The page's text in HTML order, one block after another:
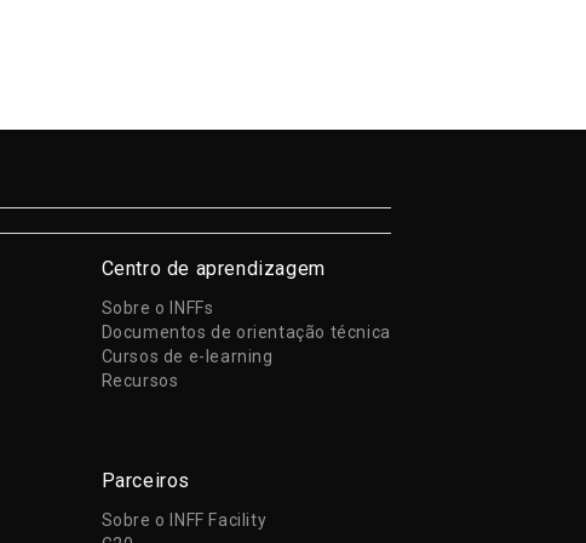
Centro de aprendizagem
Sobre o INFFs
Documentos de orientação técnica
Cursos de e-learning
Recursos
Parceiros
Sobre o INFF Facility